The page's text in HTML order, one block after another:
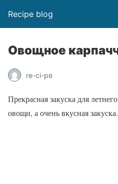
Recipe blog
Овощное
re-ci-pe
Прекрасная закуска для
овощи, а очень вкусная закуска.